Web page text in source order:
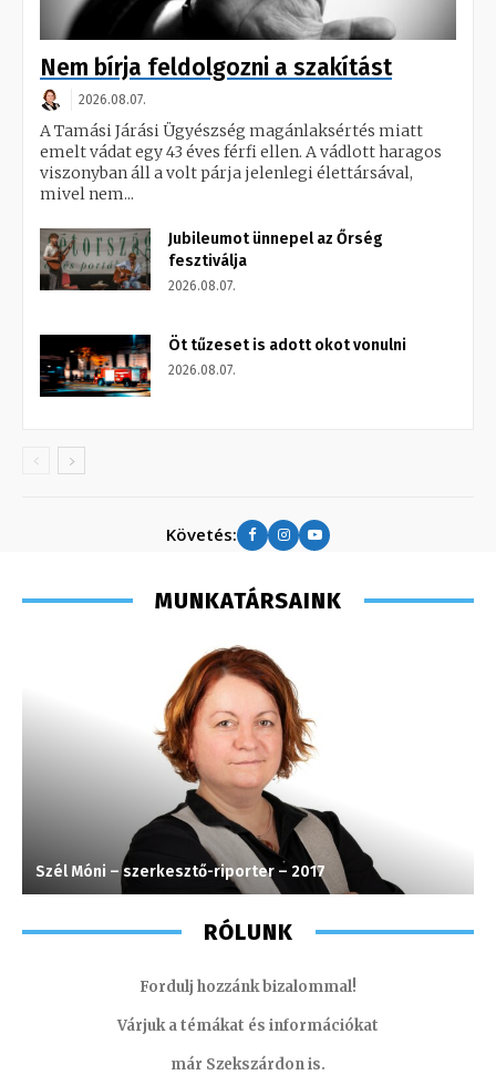
Nem bírja feldolgozni a szakítást
2026.08.07.
A Tamási Járási Ügyészség magánlaksértés miatt
emelt vádat egy 43 éves férfi ellen. A vádlott haragos
viszonyban áll a volt párja jelenlegi élettársával,
mivel nem...
Jubileumot ünnepel az Őrség
fesztiválja
2026.08.07.
Öt tűzeset is adott okot vonulni
2026.08.07.
Követés:
MUNKATÁRSAINK
Szél Móni – szerkesztő-riporter – 2017
RÓLUNK
Fordulj hozzánk bizalommal!
Várjuk a témákat és információkat
már Szekszárdon is.